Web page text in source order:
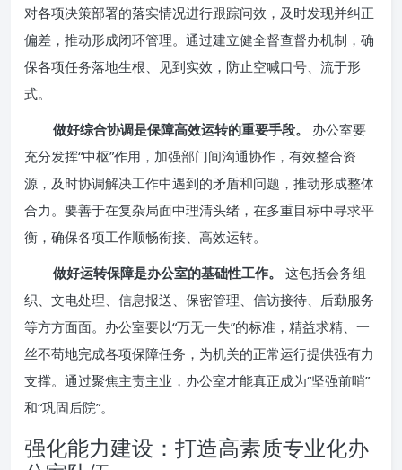
对各项决策部署的落实情况进行跟踪问效，及时发现并纠正
偏差，推动形成闭环管理。通过建立健全督查督办机制，确
保各项任务落地生根、见到实效，防止空喊口号、流于形
式。
做好综合协调是保障高效运转的重要手段。
办公室要
充分发挥“中枢”作用，加强部门间沟通协作，有效整合资
源，及时协调解决工作中遇到的矛盾和问题，推动形成整体
合力。要善于在复杂局面中理清头绪，在多重目标中寻求平
衡，确保各项工作顺畅衔接、高效运转。
做好运转保障是办公室的基础性工作。
这包括会务组
织、文电处理、信息报送、保密管理、信访接待、后勤服务
等方方面面。办公室要以“万无一失”的标准，精益求精、一
丝不苟地完成各项保障任务，为机关的正常运行提供强有力
支撑。通过聚焦主责主业，办公室才能真正成为“坚强前哨”
和“巩固后院”。
强化能力建设：打造高素质专业化办